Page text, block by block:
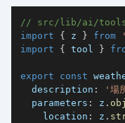
// src/lib/ai/
import
{ z } from
import
{ tool }
export const
  description
: '場
  parameters
: z .
    location
: z .